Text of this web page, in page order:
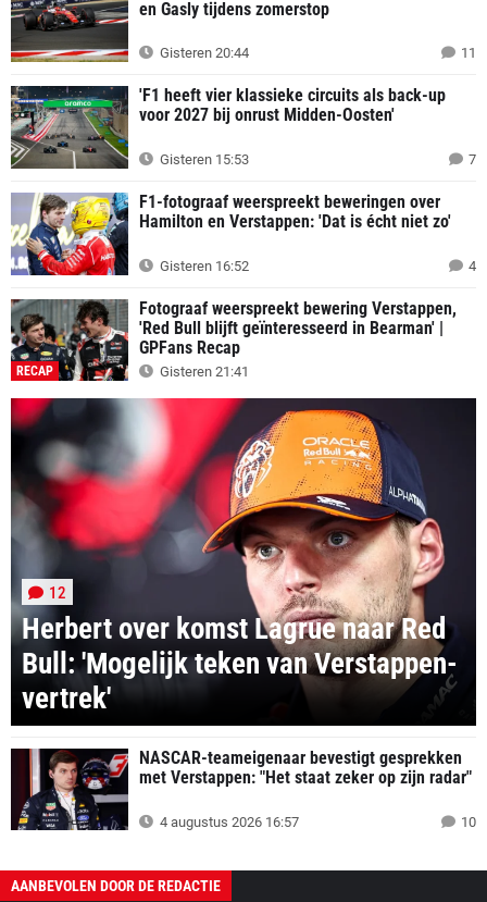
en Gasly tijdens zomerstop
Gisteren 20:44 11
'F1 heeft vier klassieke circuits als back-up
voor 2027 bij onrust Midden-Oosten'
Gisteren 15:53 7
F1-fotograaf weerspreekt beweringen over
Hamilton en Verstappen: 'Dat is écht niet zo'
Gisteren 16:52 4
RECAP
Fotograaf weerspreekt bewering Verstappen,
'Red Bull blijft geïnteresseerd in Bearman' |
GPFans Recap
Gisteren 21:41
Herbert over komst Lagrue naar Red
Bull: 'Mogelijk teken van Verstappen-
vertrek'
12
NASCAR-teameigenaar bevestigt gesprekken
met Verstappen: "Het staat zeker op zijn radar"
4 augustus 2026 16:57 10
AANBEVOLEN DOOR DE REDACTIE